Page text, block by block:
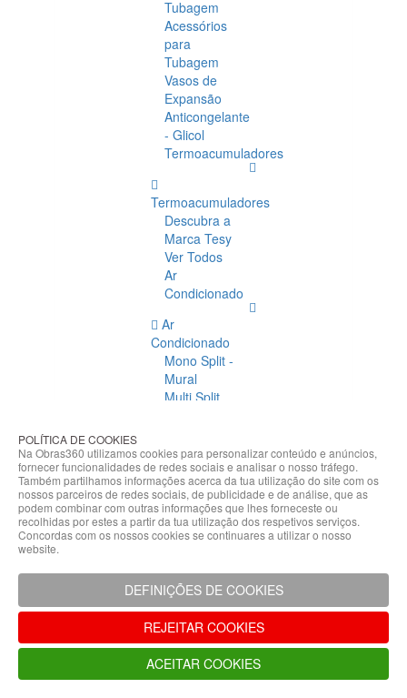
Tubagem
Acessórios
para
Tubagem
Vasos de
Expansão
Anticongelante
- Glicol
Termoacumuladores
Termoacumuladores
Descubra a
Marca Tesy
Ver Todos
Ar
Condicionado
Ar
Condicionado
Mono Split -
Mural
Multi Split
Condicionado
Acessórios
Climatização
Acessórios
Climatização
Hidráulicas
Controladores
Fixações e
Acessórios
Isolamento
para
Tubagem
POLÍTICA DE COOKIES
Na Obras360 utilizamos cookies para personalizar conteúdo e anúncios,
fornecer funcionalidades de redes sociais e analisar o nosso tráfego.
Também partilhamos informações acerca da tua utilização do site com os
nossos parceiros de redes sociais, de publicidade e de análise, que as
podem combinar com outras informações que lhes forneceste ou
recolhidas por estes a partir da tua utilização dos respetivos serviços.
Concordas com os nossos cookies se continuares a utilizar o nosso
website.
DEFINIÇÕES DE COOKIES
REJEITAR COOKIES
ACEITAR COOKIES